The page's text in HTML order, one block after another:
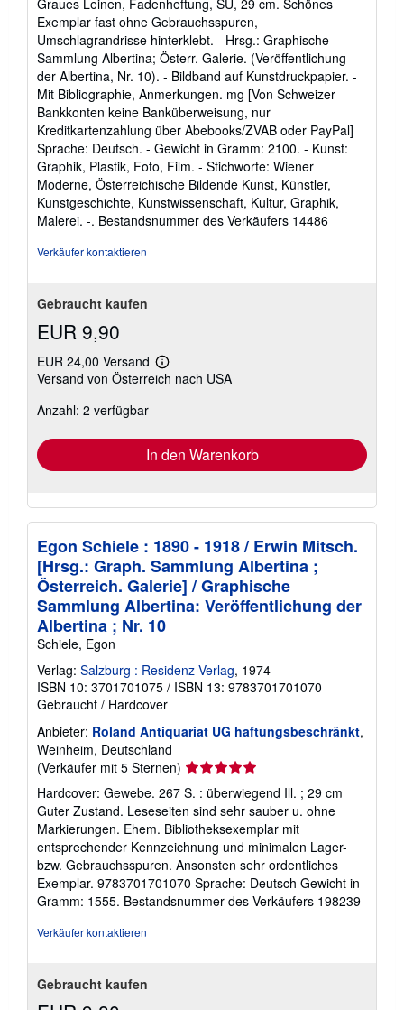
o
s
e
n
5
Sternen
Exemplar fast ohne Gebrauchsspuren,
Umschlagrandrisse hinterklebt. - Hrsg.: Graphische
Sammlung Albertina; Österr. Galerie. (Veröffentlichung
der Albertina, Nr. 10). - Bildband auf Kunstdruckpapier. -
Mit Bibliographie, Anmerkungen. mg [Von Schweizer
Bankkonten keine Banküberweisung, nur
Kreditkartenzahlung über Abebooks/ZVAB oder PayPal]
Sprache: Deutsch. - Gewicht in Gramm: 2100. - Kunst:
Graphik, Plastik, Foto, Film. - Stichworte: Wiener
Moderne, Österreichische Bildende Kunst, Künstler,
Kunstgeschichte, Kunstwissenschaft, Kultur, Graphik,
Malerei. -. Bestandsnummer des Verkäufers 14486
Verkäufer kontaktieren
Gebraucht kaufen
EUR 9,90
EUR 24,00 Versand
Weitere
Informationen
Versand von Österreich nach USA
Anzahl: 2 verfügbar
In den Warenkorb
Egon Schiele : 1890 - 1918 / Erwin Mitsch.
[Hrsg.: Graph. Sammlung Albertina ;
Österreich. Galerie] / Graphische
Sammlung Albertina: Veröffentlichung der
Albertina ; Nr. 10
Schiele, Egon
Verlag: Salzburg : Residenz-Verlag, 1974
ISBN 10: 3701701075 / ISBN 13: 9783701701070
Gebraucht / Hardcover
Anbieter: Roland Antiquariat UG haftungsbeschränkt,
Weinheim, Deutschland
(Verkäufer mit 5 Sternen) Verkäuferbewertung
5
von
5
Sternen
Hardcover: Gewebe. 267 S. : überwiegend Ill. ; 29 cm
Guter Zustand. Leseseiten sind sehr sauber u. ohne
Markierungen. Ehem. Bibliotheksexemplar mit
entsprechender Kennzeichnung und minimalen Lager-
bzw. Gebrauchsspuren. Ansonsten sehr ordentliches
Exemplar. 9783701701070 Sprache: Deutsch Gewicht in
Gramm: 1555. Bestandsnummer des Verkäufers 198239
Verkäufer kontaktieren
Gebraucht kaufen